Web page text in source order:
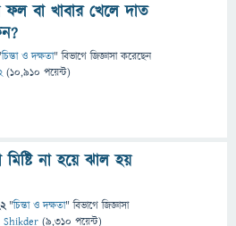
বা খাবার খেলে দাত
চিন্তা ও দক্ষতা" বিভাগে জিজ্ঞাসাকরেছেন
(10,910 পয়েন্ট)
না হয়ে ঝাল হয়
"চিন্তা ও দক্ষতা" বিভাগে জিজ্ঞাসা
Shikder (9,310 পয়েন্ট)